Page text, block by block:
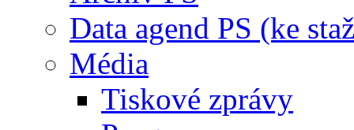
Data agend PS (ke
Média
Tiskové zprávy